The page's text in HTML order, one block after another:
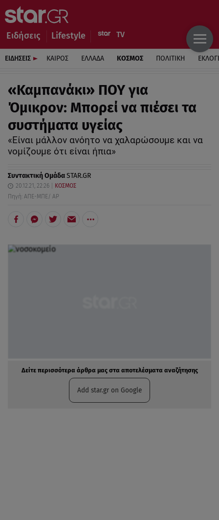
Ειδήσεις Lifestyle
ΕΙΔΗΣΕΙΣ ΚΑΙΡΟΣ ΕΛΛΑΔΑ ΚΟΣΜΟΣ ΠΟΛΙΤΙΚΗ
«Καμπανάκι» ΠΟΥ για
Όμικρον: Μπορεί να πιέσει τα
συστήματα υγείας
«Είναι μάλλον ανόητο να χαλαρώσουμε και να
νομίζουμε ότι είναι ήπια»
Συντακτική ΟμάδαSTAR.GR
20.12.21, 22:26
ΚΟΣΜΟΣ
Πηγή: ΑΠΕ-ΜΠΕ/ AP
Δείτε περισσότερα άρθρα μας στα αποτελέσματα αναζήτησης
Add star.gr on Google